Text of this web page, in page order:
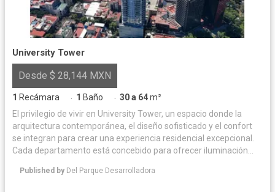
University Tower
Desde $ 28,144 MXN
1 Recámara · 1 Baño · 30 a 64m²
El privilegio de vivir en University Tower, un espacio donde la
arquitectura contemporánea, el diseño sofisticado y el confort
se integran para crear una experiencia residencial excepcional.
Cada departamento está concebido para ofrecer iluminación
perfecto entre elegancia y funcionalidad. Las amenidades han
Published by Del Parque Desarrolladora